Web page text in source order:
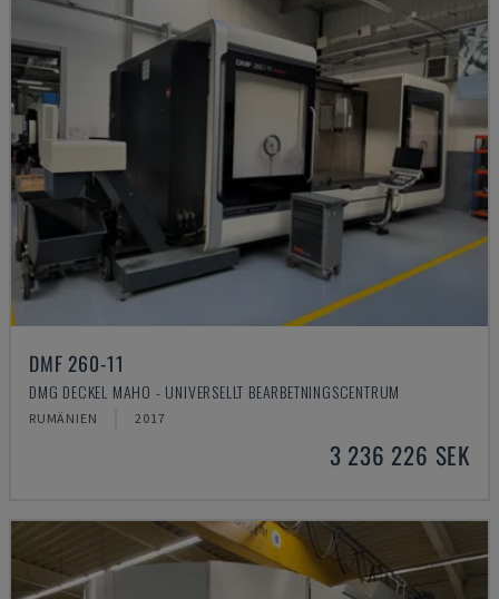
DMF 260-11
DMG DECKEL MAHO - UNIVERSELLT BEARBETNINGSCENTRUM
RUMÄNIEN 2017
3 236 226 SEK